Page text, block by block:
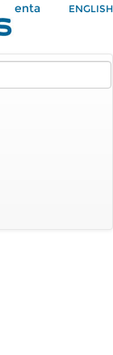
Cuenta ENGLISH